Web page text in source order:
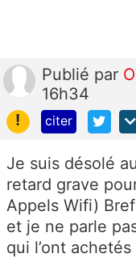
Publié par
16h34
!
citer
Je suis désolé
retard grave
Appels Wifi)
et je ne parle
qui l’ont